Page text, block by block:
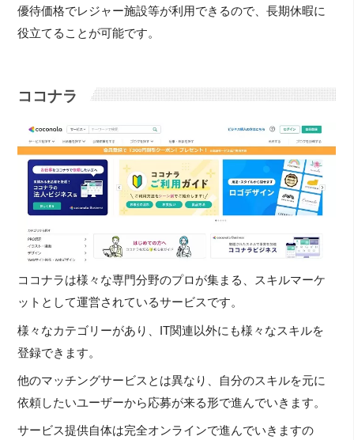
優待価格でレジャー施設等が利用できるので、長期休暇に
役立てることが可能です。
ココナラ
ココナラは様々な専門分野のプロが集まる、スキルマーケ
ットとして運営されているサービスです。
様々なカテゴリーがあり、IT関連以外にも様々なスキルを
登録できます。
他のマッチングサービスとは異なり、自分のスキルを元に
依頼したいユーザーから応募が来る形で進んでいきます。
サービス提供自体は完全オンラインで進んでいきますの